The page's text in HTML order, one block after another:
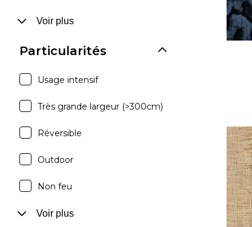
Voir plus
Particularités
Usage intensif
Très grande largeur (>300cm)
Réversible
Outdoor
Non feu
Voir plus